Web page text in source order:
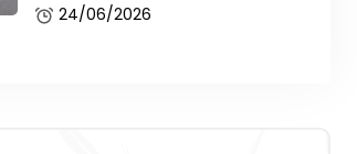
24/06/2026